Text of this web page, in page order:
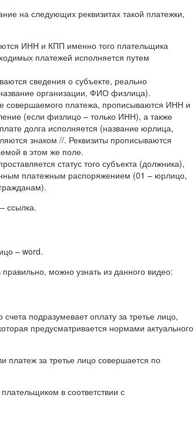
на следующих реквизитах такой платежки,
ИНН и КПП именно того плательщика
платежей исполняется путем
сведения о субъекте, реально
организации, ФИО физлица).
совершаемого платежа, прописываются ИНН и
(если физлицо – только ИНН), а также
долга исполняется (название юрлица,
знаком //. Реквизиты прописываются
в этом же поле.
статус того субъекта (должника),
платежным распоряжением (01 – юрлицо,
ссылка.
– word.
можно узнать из данного видео:
подразумевает оплату за третье лицо,
предусматривается нормами актуального
платеж за третье лицо совершается по
в соответствии с